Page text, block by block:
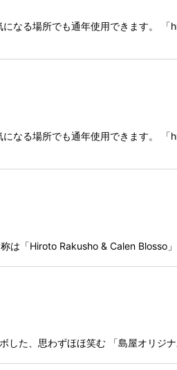
なる場所でも通年使用できます。
なる場所でも通年使用できます。
は「Hiroto Rakusho & Calen Blosso
した、思わずほほ笑む 「島屋オリ